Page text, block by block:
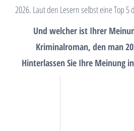
2026. Laut den Lesern selbst eine Top 5
Und welcher ist Ihrer
Kriminalroman, den man
Hinterlassen Sie Ihre Meinung